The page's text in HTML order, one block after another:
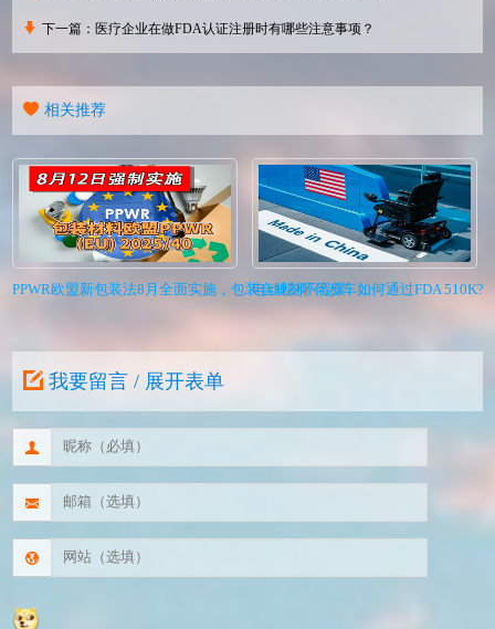
下一篇：医疗企业在做FDA认证注册时有哪些注意事项？
相关推荐
PPWR欧盟新包装法8月全面实施，包装合规刻不容缓电动轮椅/代步车如何通过FDA
我要留言 / 展开表单